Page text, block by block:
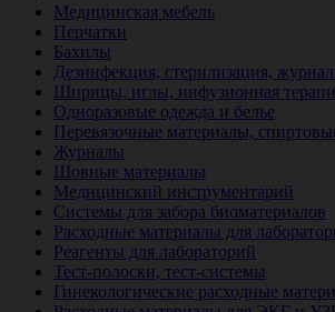
Медицинская мебель
Перчатки
Бахилы
Дезинфекция, стерилизация,
Шприцы, иглы, инфузионная
Одноразовые одежда и белье
Перевязочные материалы,
Журналы
Шовные материалы
Медицинский инструментарий
Системы для забора биоматериалов
Расходные материалы для
Реагенты для лабораторий
Тест-полоски, тест-системы
Гинекологические расходные